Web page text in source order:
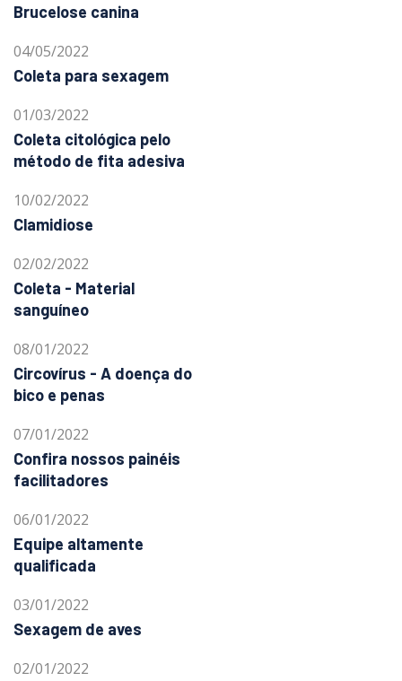
Brucelose canina
04/05/2022
Coleta para sexagem
01/03/2022
Coleta citológica pelo
método de fita adesiva
10/02/2022
Clamidiose
02/02/2022
Coleta - Material
sanguíneo
08/01/2022
Circovírus - A doença do
bico e penas
07/01/2022
Confira nossos painéis
facilitadores
06/01/2022
Equipe altamente
qualificada
03/01/2022
Sexagem de aves
02/01/2022